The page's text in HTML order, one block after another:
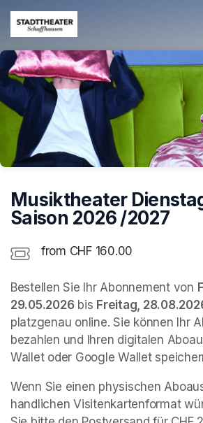
Skip header
Musiktheater
Saison 2026 /2027
from CHF 160.00
Bestellen Sie Ihr Abonnement von
29.05.2026 bis Freitag,
platzgenau online. Sie können Ihr
bezahlen und Ihren digitalen
Wallet oder Google Wallet
Wenn Sie einen physischen
handlichen Visitenkartenformat